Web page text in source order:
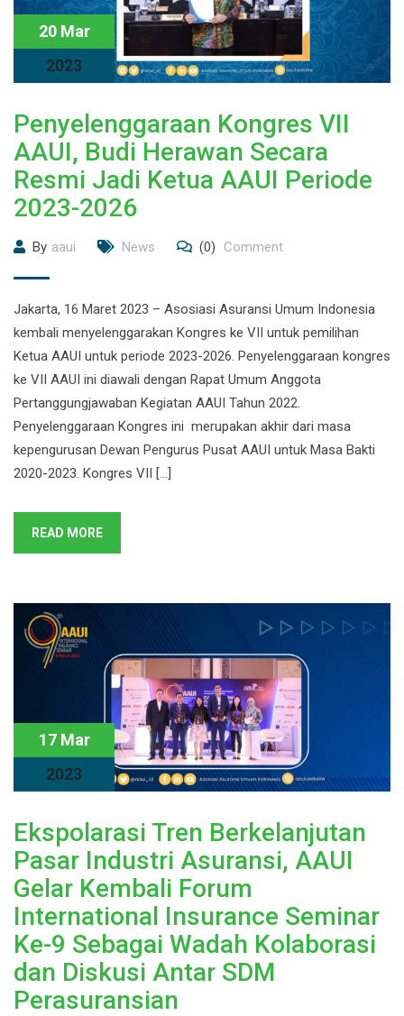
20 Mar
2023
Penyelenggaraan Kongres VII
AAUI, Budi Herawan Secara
Resmi Jadi Ketua AAUI Periode
2023-2026
By aaui News (0) Comment
Jakarta, 16 Maret 2023 – Asosiasi Asuransi Umum Indonesia
kembali menyelenggarakan Kongres ke VII untuk pemilihan
Ketua AAUI untuk periode 2023-2026. Penyelenggaraan kongres
ke VII AAUI ini diawali dengan Rapat Umum Anggota
Pertanggungjawaban Kegiatan AAUI Tahun 2022.
Penyelenggaraan Kongres ini merupakan akhir dari masa
kepengurusan Dewan Pengurus Pusat AAUI untuk Masa Bakti
2020-2023. Kongres VII […]
READ MORE
17 Mar
2023
Ekspolarasi Tren Berkelanjutan
Pasar Industri Asuransi, AAUI
Gelar Kembali Forum
International Insurance Seminar
Ke-9 Sebagai Wadah Kolaborasi
dan Diskusi Antar SDM
Perasuransian